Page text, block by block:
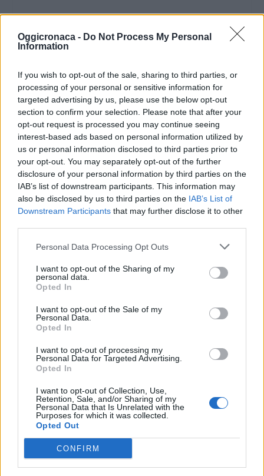
Oggicronaca - Do Not Process My Personal
Information
If you wish to opt-out of the sale, sharing to third parties, or
processing of your personal or sensitive information for
targeted advertising by us, please use the below opt-out
section to confirm your selection. Please note that after your
opt-out request is processed you may continue seeing
interest-based ads based on personal information utilized by
us or personal information disclosed to third parties prior to
your opt-out. You may separately opt-out of the further
disclosure of your personal information by third parties on the
IAB’s list of downstream participants. This information may
also be disclosed by us to third parties on the IAB’s List of
Downstream Participants that may further disclose it to other
Personal Data Processing Opt Outs
I want to opt-out of the Sharing of my
personal data.
Opted In
I want to opt-out of the Sale of my
Personal Data.
Opted In
I want to opt-out of processing my
Personal Data for Targeted Advertising.
Opted In
I want to opt-out of Collection, Use,
Retention, Sale, and/or Sharing of my
Personal Data that Is Unrelated with the
Purposes for which it was collected.
Opted Out
CONFIRM
DOWNLOAD QR 🠋
WhatsApp
Correlati
La Regione Piemonte
chiamata a salvare i 14
lavoratori del Teatro
regionale
Alessandrino
della Fondazione
T.R.A. e ripresa della
bonifica
comunale Renzo
Penna di Rifondazione